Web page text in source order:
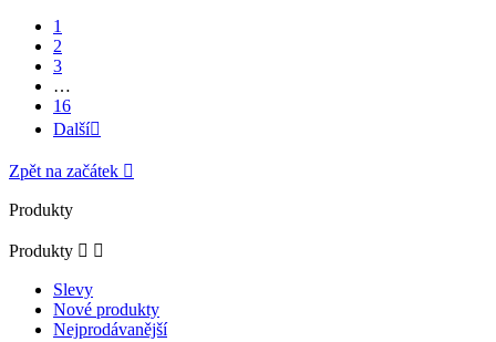
1
2
3
…
16
Další
Zpět na začátek 
Produkty
Produkty  
Slevy
Nové produkty
Nejprodávanější